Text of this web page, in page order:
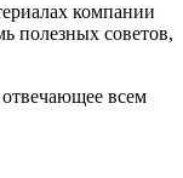
компании
полезных советов,
всем